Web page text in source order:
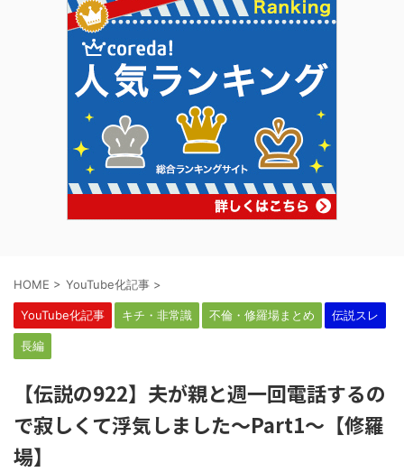
HOME > YouTube化記事 >
YouTube化記事 キチ・非常識 不倫・修羅場まとめ 伝説スレ
長編
【伝説の922】夫が親と週一回電話するの
で寂しくて浮気しました〜Part1〜【修羅
場】